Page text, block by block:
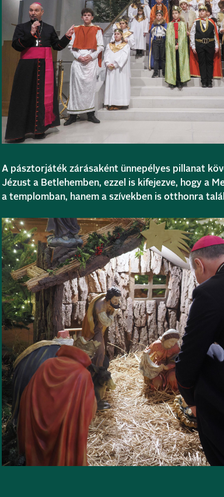
A pásztorjáték zárásaként ünnepélyes pillanat
Jézust a Betlehemben, ezzel is kifejezve, hogy a
a templomban, hanem a szívekben is otthonra